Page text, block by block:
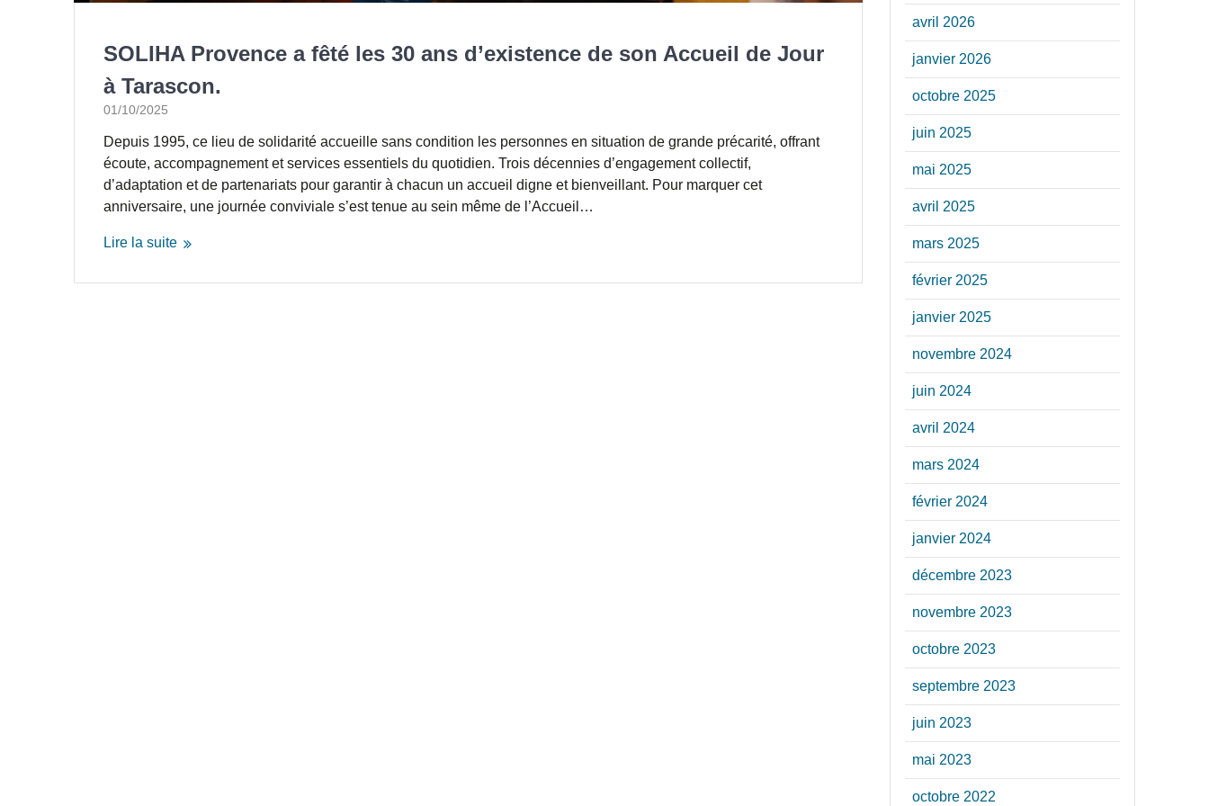
SOLIHA Provence a fêté les 30 ans d’existence de son Accueil de Jour
à Tarascon.
01/10/2025
Depuis 1995, ce lieu de solidarité accueille sans condition les personnes en situation de grande précarité, offrant
écoute, accompagnement et services essentiels du quotidien. Trois décennies d’engagement collectif,
d’adaptation et de partenariats pour garantir à chacun un accueil digne et bienveillant. Pour marquer cet
anniversaire, une journée conviviale s’est tenue au sein même de l’Accueil…
Lire la suite
avril 2026
janvier 2026
octobre 2025
juin 2025
mai 2025
avril 2025
mars 2025
février 2025
janvier 2025
novembre 2024
juin 2024
avril 2024
mars 2024
février 2024
janvier 2024
décembre 2023
novembre 2023
octobre 2023
septembre 2023
juin 2023
mai 2023
octobre 2022